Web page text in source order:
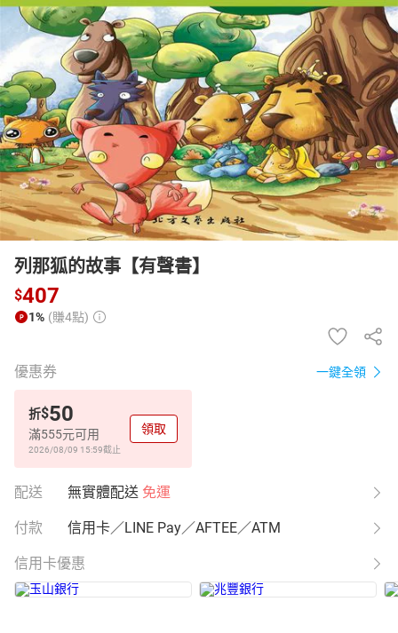
女裝 男裝 化妝保養 情趣用品
日本購物 電子/紙本書
HOT
列那狐的故事【有聲書】
$407
1% (賺4點)
優惠券 一鍵全領
折$50
滿555元可用
2026/08/09 15:59截止
領取
配送 無實體配送 免運
付款 信用卡／LINE Pay／AFTEE／ATM
信用卡優惠